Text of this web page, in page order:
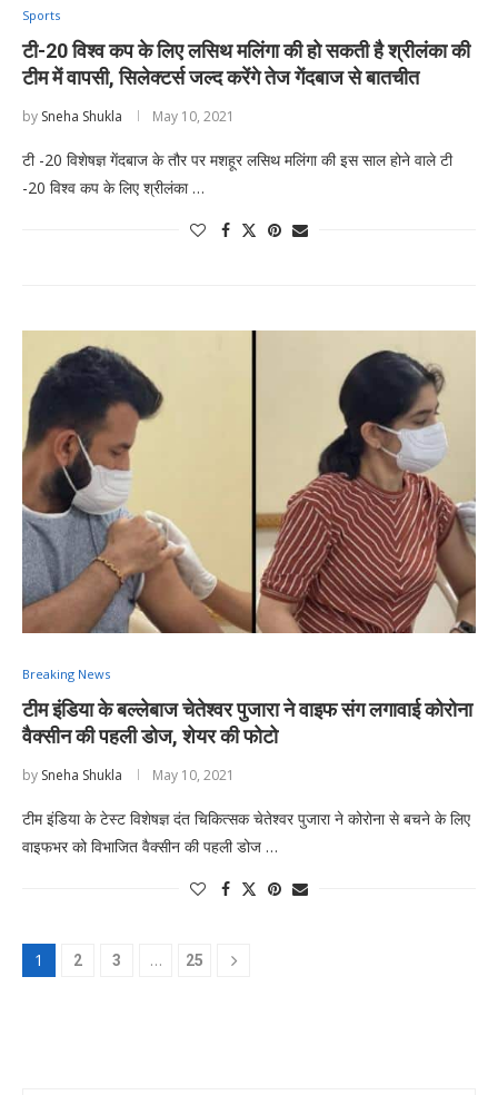
Sports
टी-20 विश्व कप के लिए लसिथ मलिंगा की हो सकती है श्रीलंका की
टीम में वापसी, सिलेक्टर्स जल्द करेंगे तेज गेंदबाज से बातचीत
by Sneha Shukla May 10, 2021
टी -20 विशेषज्ञ गेंदबाज के तौर पर मशहूर लसिथ मलिंगा की इस साल होने वाले टी
-20 विश्व कप के लिए श्रीलंका …
Breaking News
टीम इंडिया के बल्लेबाज चेतेश्वर पुजारा ने वाइफ संग लगावाई कोरोना
वैक्सीन की पहली डोज, शेयर की फोटो
by Sneha Shukla May 10, 2021
टीम इंडिया के टेस्ट विशेषज्ञ दंत चिकित्सक चेतेश्वर पुजारा ने कोरोना से बचने के लिए
वाइफभर को विभाजित वैक्सीन की पहली डोज …
1 2 3 … 25